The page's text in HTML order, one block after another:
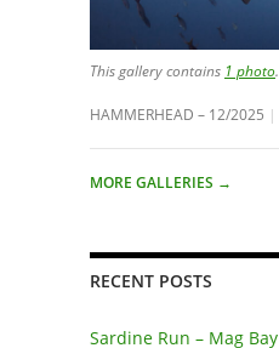
This gallery contains 1 photo.
HAMMERHEAD – 12/2025
MORE GALLERIES →
RECENT POSTS
Sardine Run – Mag Bay